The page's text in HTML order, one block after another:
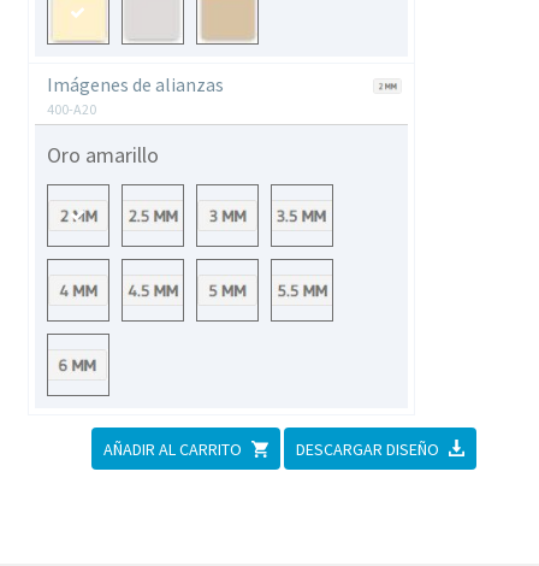
Contactar
Imágenes de alianzas
400-A20
Oro amarillo
AÑADIR AL CARRITO DESCARGAR DISEÑO